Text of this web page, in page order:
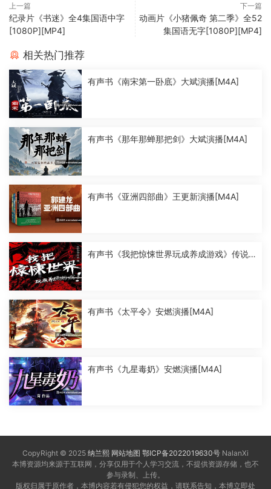
上一篇
纪录片《书迷》全4集国语中字
[1080P][MP4]
下一篇
动画片《小猪佩奇 第二季》全52
集国语无字[1080P][MP4]
相关热门推荐
有声书《南宋第一卧底》大斌演播[M4A]
有声书《那年那蝉那把剑》大斌演播[M4A]
有声书《亚洲四部曲》王更新演播[M4A]
有声书《我把惊悚世界玩成养成游戏》传说
有声书《太平令》安燃演播[M4A]
有声书《九星毒奶》安燃演播[M4A]
CopyRight © 2025 纳兰熙 网站地图 鄂ICP备2022019630号 NalanXi
本博资源均来源于互联网，分享仅用于个人学习交流，不提供资源存储，也不
参与录制、上传。
版权归属于原作者，本博内容若有侵犯您的权益，请联系告知，本博立即处